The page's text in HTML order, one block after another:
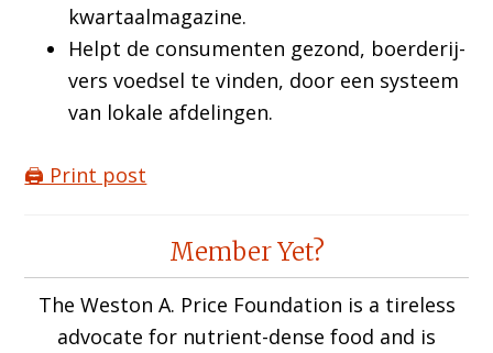
kwartaalmagazine.
Helpt de consumenten gezond, boerderij-
vers voedsel te vinden, door een systeem
van lokale afdelingen.
🖨️ Print post
InteractionsMember Yet?
The Weston A. Price Foundation is a tireless
advocate for nutrient-dense food and is